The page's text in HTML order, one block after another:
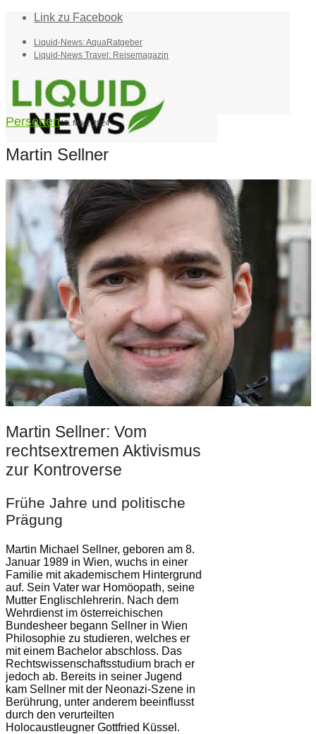
Link zu Facebook
Liquid-News: AquaRatgeber
Liquid-News Travel: Reisemagazin
Home
Suche
Menü Menü
Personen19. März 2024
Martin Sellner
Martin Sellner: Vom
rechtsextremen Aktivismus
zur Kontroverse
Frühe Jahre und politische
Prägung
Martin Michael Sellner, geboren am 8.
Januar 1989 in Wien, wuchs in einer
Familie mit akademischem Hintergrund
auf. Sein Vater war Homöopath, seine
Mutter Englischlehrerin. Nach dem
Wehrdienst im österreichischen
Bundesheer begann Sellner in Wien
Philosophie zu studieren, welches er
mit einem Bachelor abschloss. Das
Rechtswissenschaftsstudium brach er
jedoch ab. Bereits in seiner Jugend
kam Sellner mit der Neonazi-Szene in
Berührung, unter anderem beeinflusst
durch den verurteilten
Holocaustleugner Gottfried Küssel.